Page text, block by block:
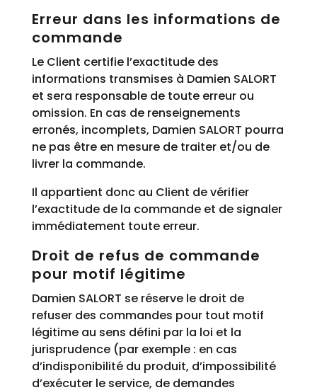
Erreur dans les informations de
commande
Le Client certifie l’exactitude des
informations transmises à Damien SALORT
et sera responsable de toute erreur ou
omission. En cas de renseignements
erronés, incomplets, Damien SALORT pourra
ne pas être en mesure de traiter et/ou de
livrer la commande.
Il appartient donc au Client de vérifier
l’exactitude de la commande et de signaler
immédiatement toute erreur.
Droit de refus de commande
pour motif légitime
Damien SALORT se réserve le droit de
refuser des commandes pour tout motif
légitime au sens défini par la loi et la
jurisprudence (par exemple : en cas
d’indisponibilité du produit, d’impossibilité
d’exécuter le service, de demandes